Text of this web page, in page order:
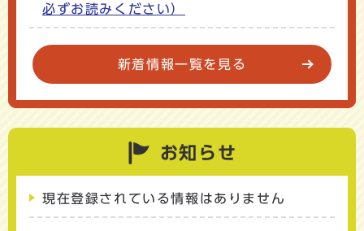
必ずお読みください）
新着情報一覧を見る
お知らせ
現在登録されている情報はありません